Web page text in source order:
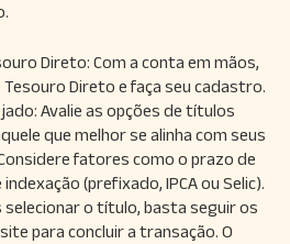
Direto: Com a conta em mãos,
Direto e faça seu cadastro.
Avalie as opções de títulos
que melhor se alinha com seus
fatores como o prazo de
(prefixado, IPCA ou Selic).
selecionar o título, basta seguir os
para concluir a transação. O